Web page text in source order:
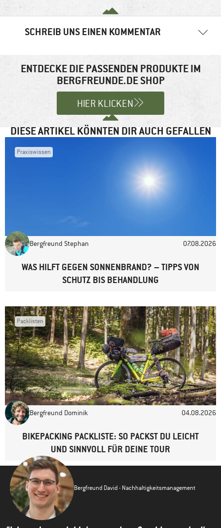
SCHREIB UNS EINEN KOMMENTAR
Felder sind mit*markiert
ENTDECKE DIE PASSENDEN PRODUKTE IM
BERGFREUNDE.DE SHOP
HIER KLICKEN
DIESE ARTIKEL KÖNNTEN DIR AUCH GEFALLEN
Praxiswissen
Bergfreund Stephan 07.08.2026
WAS HILFT GEGEN SONNENBRAND? – TIPPS VON
SCHUTZ BIS BEHANDLUNG
Packlisten
Bergfreund Dominik 04.08.2026
BIKEPACKING PACKLISTE: SO PACKST DU LEICHT
UND SINNVOLL FÜR DEINE TOUR
Bergfreund David - Nachhaltigkeitsmanagement